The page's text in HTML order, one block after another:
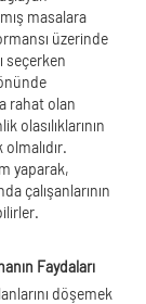
masalara
üzerinde
seçerken
rahat olan
olasılıklarının
yaparak,
çalışanlarının
Faydaları
döşemek